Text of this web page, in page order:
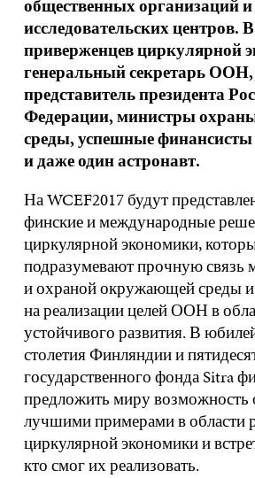
общественных организаций и
исследовательских центров.
приверженцев циркулярной
генеральный секретарь
представитель президента
Федерации, министры
среды, успешные
и даже один астронавт.
На WCEF2017 будут
финские и международные
циркулярной экономики,
подразумевают прочную связь
и охраной окружающей среды
на реализации целей ООН в
устойчивого развития. В
столетия Финляндии и
государственного фонда Sitra
предложить миру возможность
лучшими примерами в области
циркулярной экономики и
кто смог их реализовать.